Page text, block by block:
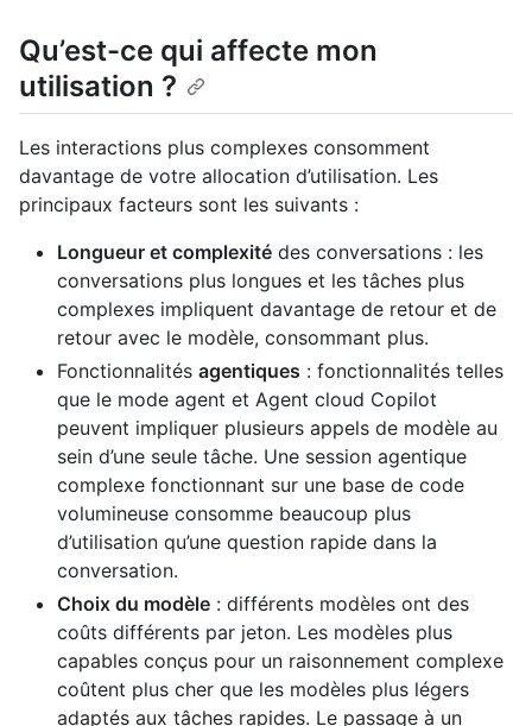
Qu’est-ce qui affecte mon
utilisation ?
Les interactions plus complexes consomment
davantage de votre allocation d’utilisation. Les
principaux facteurs sont les suivants :
Longueur et complexité des conversations : les
conversations plus longues et les tâches plus
complexes impliquent davantage de retour et de
retour avec le modèle, consommant plus.
Fonctionnalités agentiques : fonctionnalités telles
que le mode agent et Agent cloud Copilot
peuvent impliquer plusieurs appels de modèle au
sein d’une seule tâche. Une session agentique
complexe fonctionnant sur une base de code
volumineuse consomme beaucoup plus
d’utilisation qu’une question rapide dans la
conversation.
Choix du modèle : différents modèles ont des
coûts différents par jeton. Les modèles plus
capables conçus pour un raisonnement complexe
coûtent plus cher que les modèles plus légers
adaptés aux tâches rapides. Le passage à un